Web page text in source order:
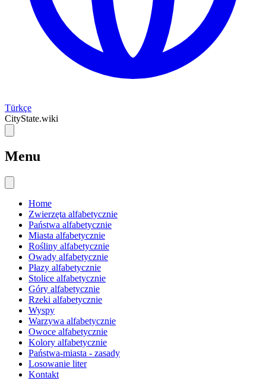
Türkçe
CityState.wiki
Menu
Home
Zwierzęta alfabetycznie
Państwa alfabetycznie
Miasta alfabetycznie
Rośliny alfabetycznie
Owady alfabetycznie
Płazy alfabetycznie
Stolice alfabetycznie
Góry alfabetycznie
Rzeki alfabetycznie
Wyspy
Warzywa alfabetycznie
Owoce alfabetycznie
Kolory alfabetycznie
Państwa-miasta - zasady
Losowanie liter
Kontakt